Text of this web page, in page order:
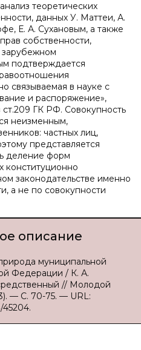
теоретических
данных У. Маттеи, А.
Е. А. Сухановым, а также
собственности,
зарубежном
подтверждается
связываемая в науке с
и распоряжение»,
ГК РФ. Совокупность
неизменным,
частных лиц,
представляется
деление форм
конституционно
законодательстве именно
а не по совокупности
описание
муниципальной
Федерации / К. А.
// Молодой
— С. 70-75. — URL: